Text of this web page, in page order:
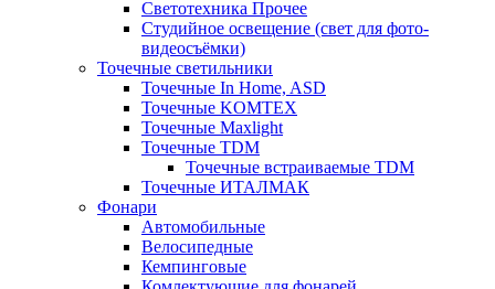
Светотехника Прочее
Студийное освещение (свет для фото-
видеосъёмки)
Точечные светильники
Точечные In Home, ASD
Точечные KOMTEX
Точечные Maxlight
Точечные TDM
Точечные встраиваемые TDM
Точечные ИТАЛМАК
Фонари
Автомобильные
Велосипедные
Кемпинговые